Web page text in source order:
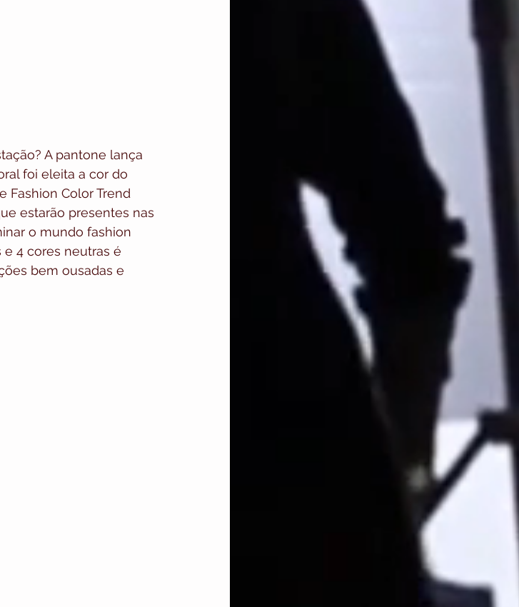
A pantone lança
foi eleita a cor do
Fashion Color Trend
estarão presentes nas
o mundo fashion
e 4 cores neutras é
bem ousadas e